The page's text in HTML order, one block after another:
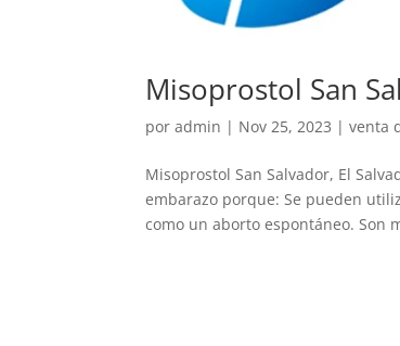
Misoprostol San
poradmin | Nov 25, 2023 |venta
Misoprostol San Salvador, El
embarazo porque: Se pueden
como un aborto espontáneo. Son